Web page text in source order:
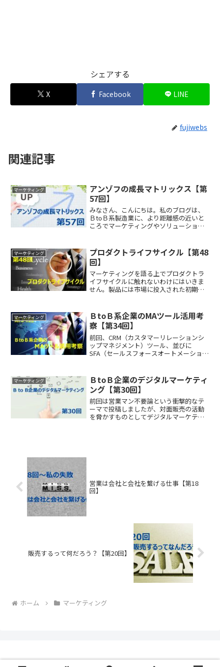
シェアする
X Facebook LINE
fujiwebs
関連記事
マーケティング
アンゾフの成長マトリックス【第
57回】
みなさん、こんにちは。私のブログは、
ＢtoＢ系製造業に、より距離感の近いと
ころでマーケティングやソリューション
説明する投稿が意外と多く見られていま
す。また時々頂くリクエ...
マーケティング
プロダクトライフサイクル【第48
回】
マーケティングを語る上でプロダクトラ
イフサイクルに触れないわけにはいきま
せん。製品には市場に投入された初期時
ば、1年程度で、切り替わっていく製品も
あります。ＢtoＢ系製造...
マーケティング
ＢtoＢ系企業のMAツール活用考
察【第34回】
前回、CRM（カスタマーリレーションシ
ップマネジメント）ツール、並びに
SFA（セールスフォースオートメーショ
マンはCRMツールがないと仕事にならな
いでしょう。今回はCR...
マーケティング
ＢtoＢ企業のデジタルマーケティ
ング【第30回】
前回は営業マン不要論という衝撃的なテ
ーマで投稿しましたが、対面販売の活動
を脅かすものとしてデジタルマーケティ
営業は会社と会社を繋げる仕事【第18
回】
販売するって何だろう？【第20回】
ホーム マーケティング